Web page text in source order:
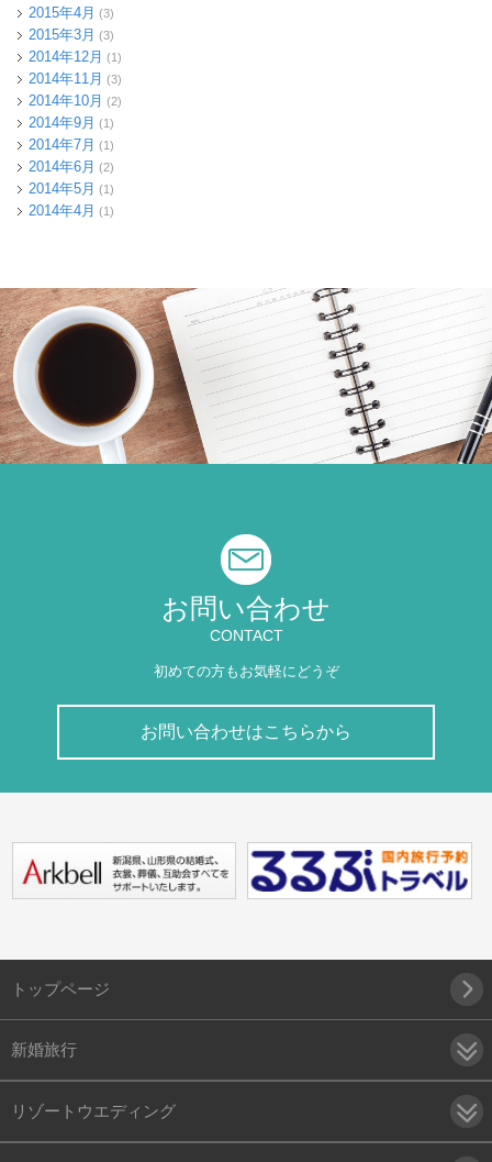
2015年4月 (3)
2015年3月 (3)
2014年12月 (1)
2014年11月 (3)
2014年10月 (2)
2014年9月 (1)
2014年7月 (1)
2014年6月 (2)
2014年5月 (1)
2014年4月 (1)
お問い合わせ
CONTACT
初めての方もお気軽にどうぞ
お問い合わせはこちらから
トップページ
新婚旅行
リゾートウエディング